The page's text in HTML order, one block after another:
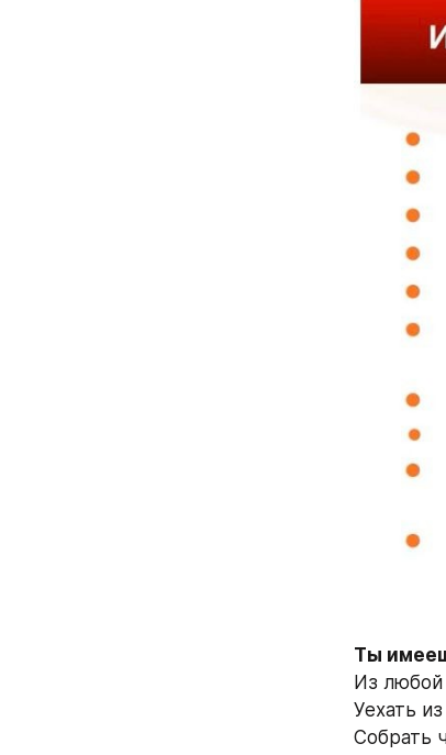
Ты
Из
Уехать
Собрать